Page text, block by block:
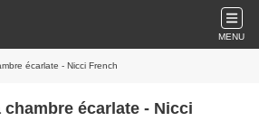
MENU
écarlate - Nicci French
chambre écarlate - Nicci